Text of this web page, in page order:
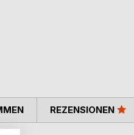
REZENSIONEN